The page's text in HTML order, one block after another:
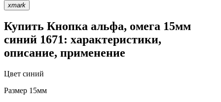
xmark
Купить Кнопка альфа, омега 15мм
синий 1671: характеристики,
описание, применение
Цвет синий
Размер 15мм